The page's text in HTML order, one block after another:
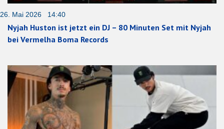
26. Mai 2026 14:40
Nyjah Huston ist jetzt ein DJ – 80 Minuten Set mit Nyjah
bei Vermelha Boma Records